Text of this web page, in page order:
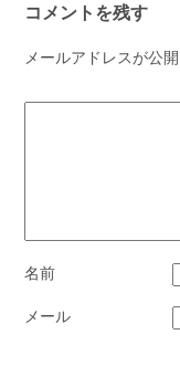
コメントを残す
メールアドレスが公
名前
メール